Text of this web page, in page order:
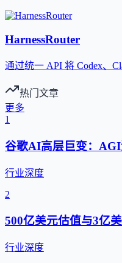
HarnessRouter
通过统一 API 将 Codex、
热门文章
更多
1
谷歌AI高层巨变：
行业深度
2
500亿美元估值与3亿
行业深度